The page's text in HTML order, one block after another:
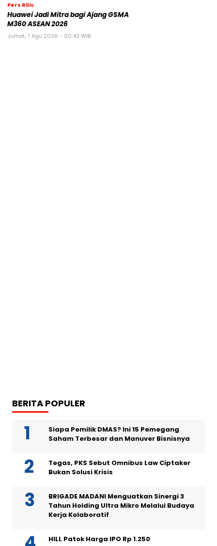
Pers Rilis
Huawei Jadi Mitra bagi Ajang GSMA
M360 ASEAN 2026
Jumat, 7 Agu 2026 - 00:42 WIB
BERITA POPULER
Siapa Pemilik DMAS? Ini 15 Pemegang
Saham Terbesar dan Manuver Bisnisnya
Tegas, PKS Sebut Omnibus Law Ciptaker
Bukan Solusi Krisis
BRIGADE MADANI Menguatkan Sinergi 3
Tahun Holding Ultra Mikro Melalui Budaya
Kerja Kolaboratif
HILL Patok Harga IPO Rp 1.250